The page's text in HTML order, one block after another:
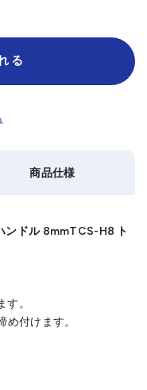
る
ンドル 8mmTCS-H8 ト
。
付けます。
商品仕様